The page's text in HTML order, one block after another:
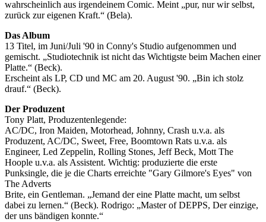
wahrscheinlich aus irgendeinem Comic. Meint „pur, nur wir selbst,
zurück zur eigenen Kraft.“ (Bela).
Das Album
13 Titel, im Juni/Juli '90 in Conny's Studio aufgenommen und
gemischt. „Studiotechnik ist nicht das Wichtigste beim Machen einer
Platte.“ (Beck).
Erscheint als LP, CD und MC am 20. August '90. „Bin ich stolz
drauf.“ (Beck).
Der Produzent
Tony Platt, Produzentenlegende:
AC/DC, Iron Maiden, Motorhead, Johnny, Crash u.v.a. als
Produzent, AC/DC, Sweet, Free, Boomtown Rats u.v.a. als
Engineer, Led Zeppelin, Rolling Stones, Jeff Beck, Mott The
Hoople u.v.a. als Assistent. Wichtig: produzierte die erste
Punksingle, die je die Charts erreichte "Gary Gilmore's Eyes" von
The Adverts
Brite, ein Gentleman. „Jemand der eine Platte macht, um selbst
dabei zu lernen.“ (Beck). Rodrigo: „Master of DEPPS, Der einzige,
der uns bändigen konnte.“